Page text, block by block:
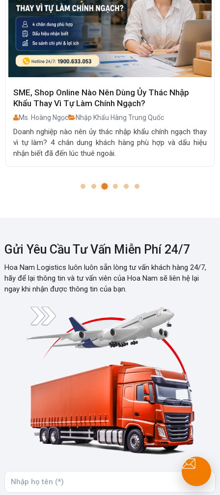
thay
hiệu
TOP 10 Hãng Nồi Chiên Không Dầu Trung Quốc
Đáng Mua Nhất 2026: Bền, Đẹp, Giá Tốt
Ms. Hoàng Ngọc Nguồn Hàng Trung Quốc
Khám phá TOP 10 thương hiệu nồi chiên không dầu
Quốc đáng mua năm 2026. So sánh ưu nhược điểm,
và kinh nghiệm nhập hàng chính ngạch.
Gửi Yêu Cầu Tư Vấn Miễn Phí 24/7
Hoa Nam Logistics luôn luôn sẵn lòng tư vấn khách hàng 24/7,
hãy để lại thông tin và tư vấn viên của Hoa Nam sẽ liên hệ lại
ngay khi nhận được thông tin của bạn.